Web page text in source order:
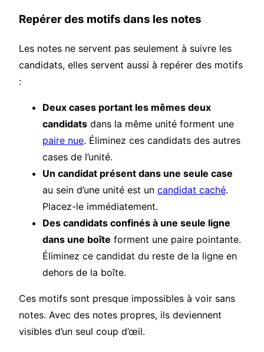
Repérer des motifs dans les notes
Les notes ne servent pas seulement à suivre les
candidats, elles servent aussi à repérer des motifs
:
Deux cases portant les mêmes deux
candidats dans la même unité forment une
paire nue. Éliminez ces candidats des autres
cases de l’unité.
Un candidat présent dans une seule case
au sein d’une unité est un candidat caché.
Placez-le immédiatement.
Des candidats confinés à une seule ligne
dans une boîte forment une paire pointante.
Éliminez ce candidat du reste de la ligne en
dehors de la boîte.
Ces motifs sont presque impossibles à voir sans
notes. Avec des notes propres, ils deviennent
visibles d’un seul coup d’œil.